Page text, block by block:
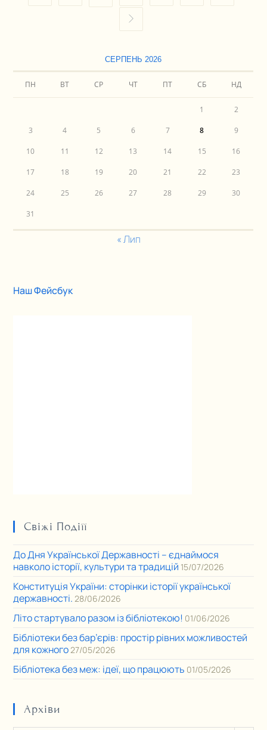
СЕРПЕНЬ 2026
ПН ВТ СР ЧТ ПТ СБ НД
1 2
3 4 5 6 7 8 9
10 11 12 13 14 15 16
17 18 19 20 21 22 23
24 25 26 27 28 29 30
31
« Лип
Наш Фейсбук
Свіжі Подіїї
До Дня Української Державності – єднаймося
навколо історії, культури та традицій 15/07/2026
Конституція України: сторінки історії української
державності. 28/06/2026
Літо стартувало разом із бібліотекою! 01/06/2026
Бібліотеки без бар’єрів: простір рівних можливостей
для кожного27/05/2026
Бібліотека без меж: ідеї, що працюють 01/05/2026
Архіви